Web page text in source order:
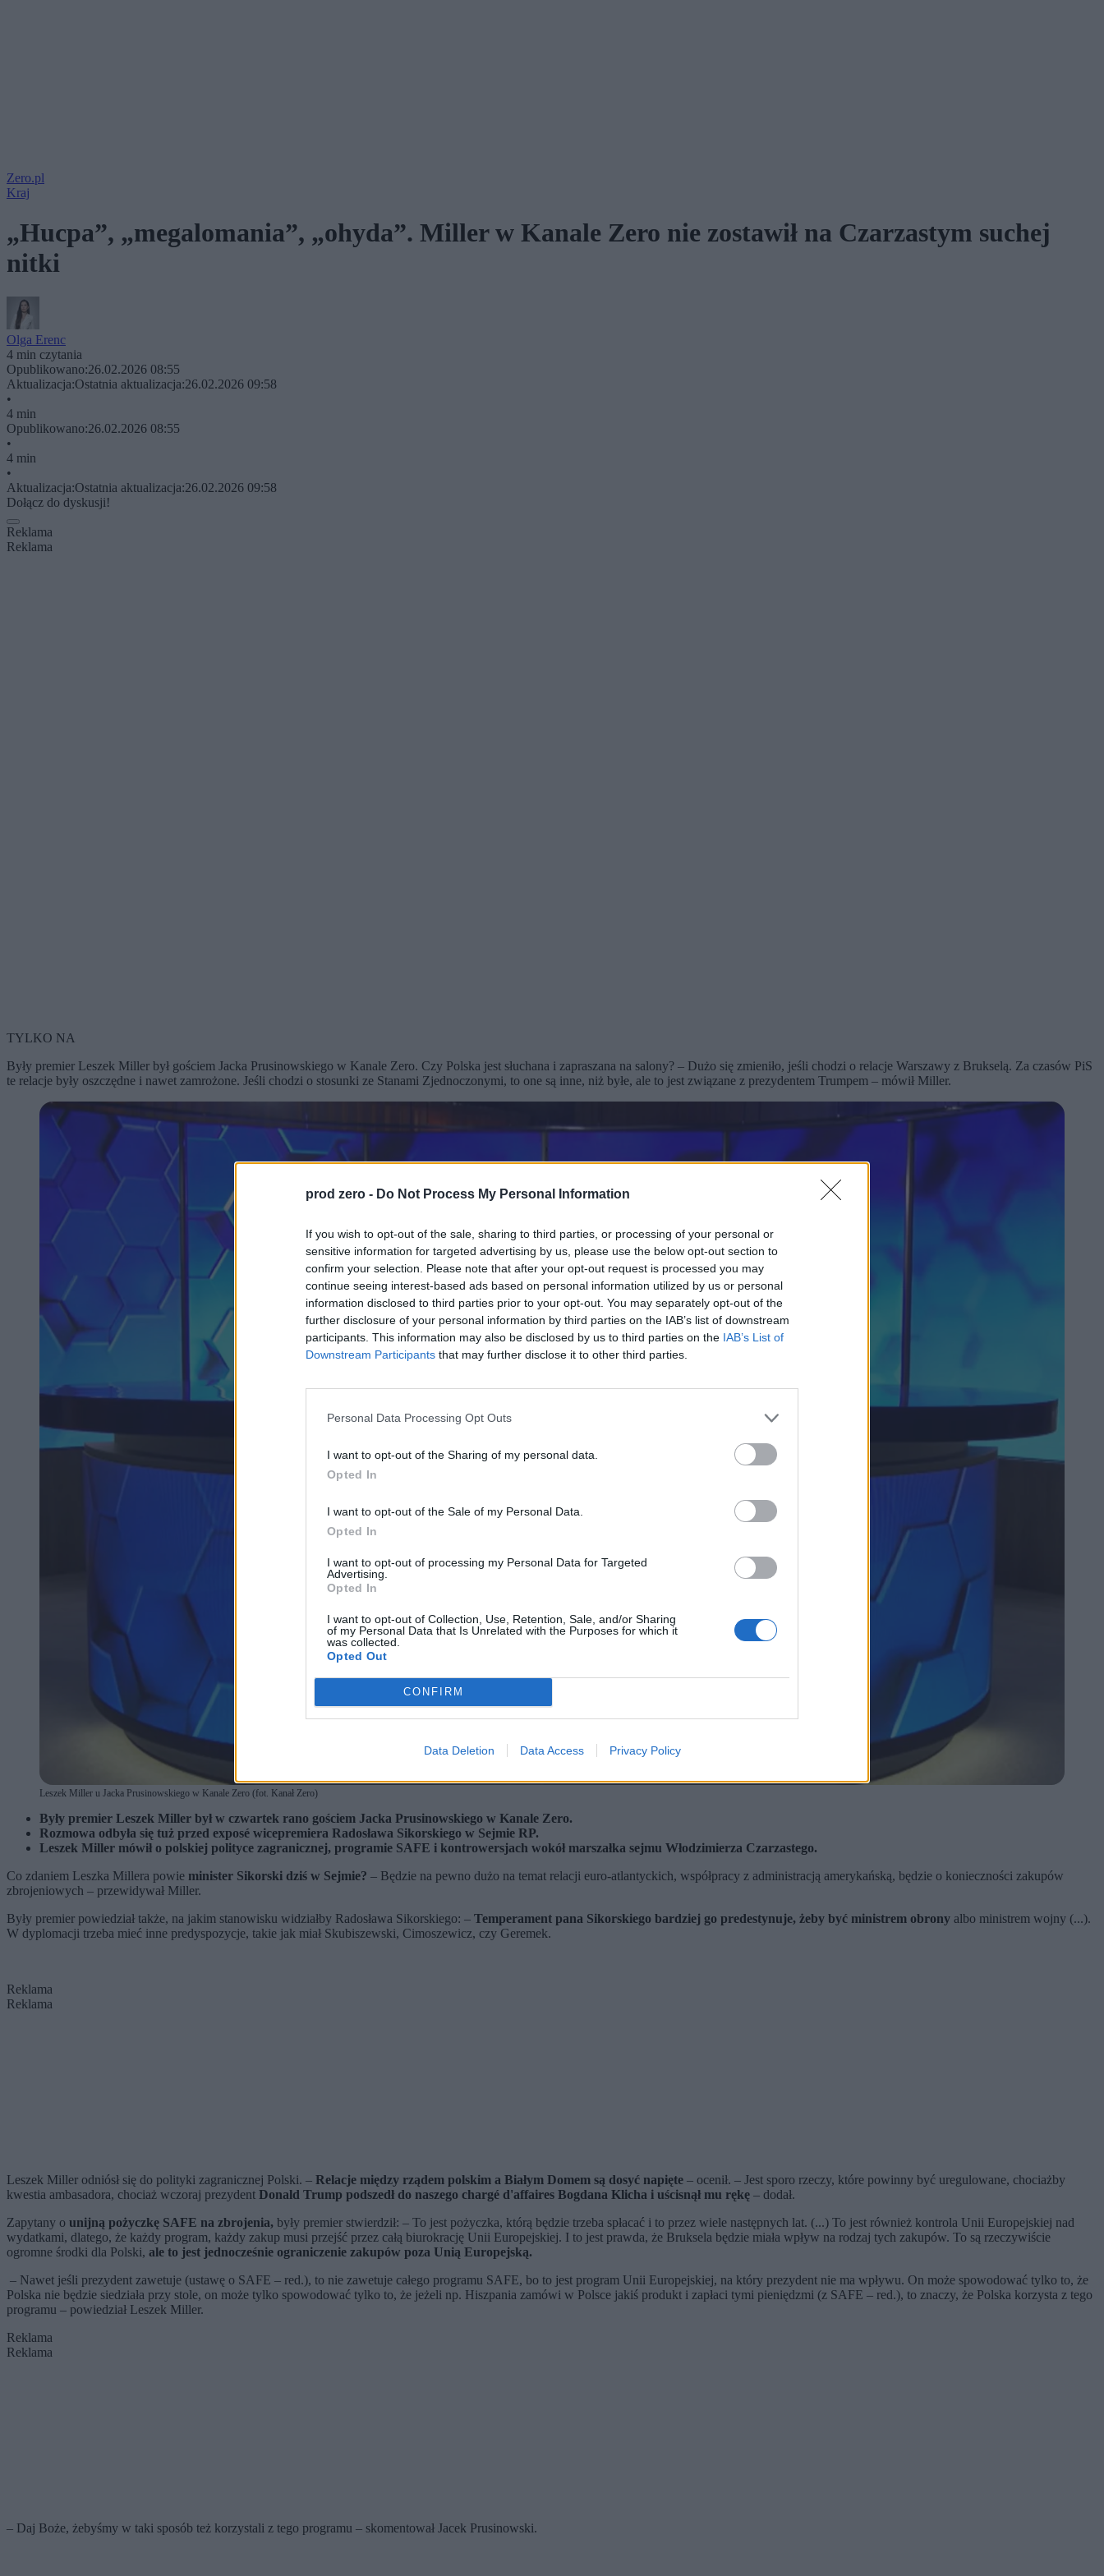
prod zero - Do Not Process My Personal Information
If you wish to opt-out of the sale, sharing to third parties, or processing of your personal or
sensitive information for targeted advertising by us, please use the below opt-out section to
confirm your selection. Please note that after your opt-out request is processed you may
continue seeing interest-based ads based on personal information utilized by us or personal
information disclosed to third parties prior to your opt-out. You may separately opt-out of the
further disclosure of your personal information by third parties on the IAB’s list of downstream
participants. This information may also be disclosed by us to third parties on the IAB’s List of
Downstream Participants that may further disclose it to other third parties.
Personal Data Processing Opt Outs
I want to opt-out of the Sharing of my personal data.
Opted In
I want to opt-out of the Sale of my Personal Data.
Opted In
I want to opt-out of processing my Personal Data for Targeted
Advertising.
Opted In
I want to opt-out of Collection, Use, Retention, Sale, and/or Sharing
of my Personal Data that Is Unrelated with the Purposes for which it
was collected.
Opted Out
CONFIRM
Data Deletion Data Access Privacy Policy
Zero.pl
Kraj
„Hucpa”, „megalomania”, „ohyda”. Miller w Kanale Zero nie zostawił na Czarzastym suchej
nitki
Olga Erenc
4 min czytania
Opublikowano:26.02.2026 08:55
Aktualizacja:Ostatnia aktualizacja:26.02.2026 09:58
•
4 min
Opublikowano:26.02.2026 08:55
•
4 min
•
Aktualizacja:Ostatnia aktualizacja:26.02.2026 09:58
Dołącz do dyskusji!
Reklama
Reklama
TYLKO NA
Były premier Leszek Miller był gościem Jacka Prusinowskiego w Kanale Zero. Czy Polska jest słuchana i zapraszana na salony? – Dużo się zmieniło, jeśli chodzi o relacje Warszawy z Brukselą. Za czasów PiS
te relacje były oszczędne i nawet zamrożone. Jeśli chodzi o stosunki ze Stanami Zjednoczonymi, to one są inne, niż byłe, ale to jest związane z prezydentem Trumpem – mówił Miller.
Leszek Miller u Jacka Prusinowskiego w Kanale Zero (fot. Kanał Zero)
Były premier Leszek Miller był w czwartek rano gościem Jacka Prusinowskiego w Kanale Zero.
Rozmowa odbyła się tuż przed exposé wicepremiera Radosława Sikorskiego w Sejmie RP.
Leszek Miller mówił o polskiej polityce zagranicznej, programie SAFE i kontrowersjach wokół marszałka sejmu Włodzimierza Czarzastego.
Co zdaniem Leszka Millera powie minister Sikorski dziś w Sejmie? – Będzie na pewno dużo na temat relacji euro-atlantyckich, współpracy z administracją amerykańską, będzie o konieczności zakupów
zbrojeniowych – przewidywał Miller.
Były premier powiedział także, na jakim stanowisku widziałby Radosława Sikorskiego: – Temperament pana Sikorskiego bardziej go predestynuje, żeby być ministrem obrony albo ministrem wojny (...).
W dyplomacji trzeba mieć inne predyspozycje, takie jak miał Skubiszewski, Cimoszewicz, czy Geremek.
Reklama
Reklama
Leszek Miller odniósł się do polityki zagranicznej Polski. – Relacje między rządem polskim a Białym Domem są dosyć napięte – ocenił. – Jest sporo rzeczy, które powinny być uregulowane, chociażby
kwestia ambasadora, chociaż wczoraj prezydent Donald Trump podszedł do naszego chargé d'affaires Bogdana Klicha i uścisnął mu rękę – dodał.
Zapytany o unijną pożyczkę SAFE na zbrojenia, były premier stwierdził: – To jest pożyczka, którą będzie trzeba spłacać i to przez wiele następnych lat. (...) To jest również kontrola Unii Europejskiej nad
wydatkami, dlatego, że każdy program, każdy zakup musi przejść przez całą biurokrację Unii Europejskiej. I to jest prawda, że Bruksela będzie miała wpływ na rodzaj tych zakupów. To są rzeczywiście
ogromne środki dla Polski, ale to jest jednocześnie ograniczenie zakupów poza Unią Europejską.
– Nawet jeśli prezydent zawetuje (ustawę o SAFE – red.), to nie zawetuje całego programu SAFE, bo to jest program Unii Europejskiej, na który prezydent nie ma wpływu. On może spowodować tylko to, że
Polska nie będzie siedziała przy stole, on może tylko spowodować tylko to, że jeżeli np. Hiszpania zamówi w Polsce jakiś produkt i zapłaci tymi pieniędzmi (z SAFE – red.), to znaczy, że Polska korzysta z tego
programu – powiedział Leszek Miller.
Reklama
Reklama
– Daj Boże, żebyśmy w taki sposób też korzystali z tego programu – skomentował Jacek Prusinowski.